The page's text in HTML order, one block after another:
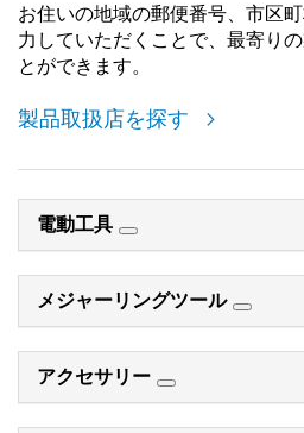
お住いの地域の郵便番号、市区
力していただくことで、最寄り
とができます。
製品取扱店を探す
電動工具
メジャーリングツール
アクセサリー